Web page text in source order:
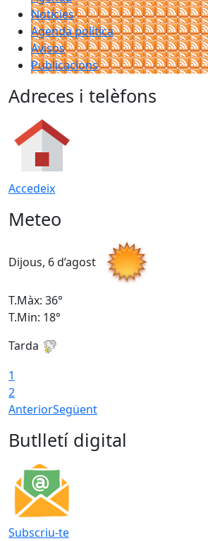
Notícies
Agenda política
Avisos
Publicacions
Adreces i telèfons
Accedeix
Meteo
Dijous, 6 d’agost
T.Màx: 36°
T.Min: 18°
Tarda
1
2
AnteriorSegüent
Butlletí digital
Subscriu-te